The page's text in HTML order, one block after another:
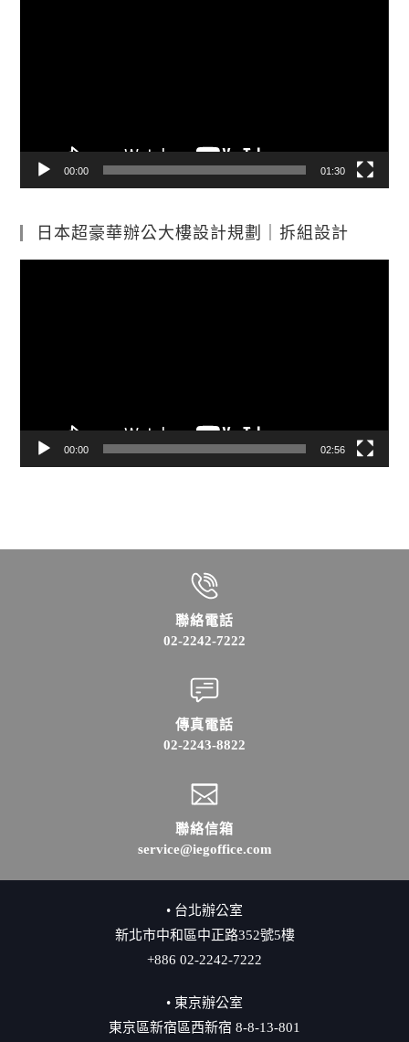
00:00 01:30
日本超豪華辦公大樓設計規劃｜拆組設計
00:00 02:56
聯絡電話
02-2242-7222
傳真電話
02-2243-8822
聯絡信箱
service@iegoffice.com
• 台北辦公室
新北市中和區中正路352號5樓
+886 02-2242-7222
• 東京辦公室
東京區新宿區西新宿 8-8-13-801